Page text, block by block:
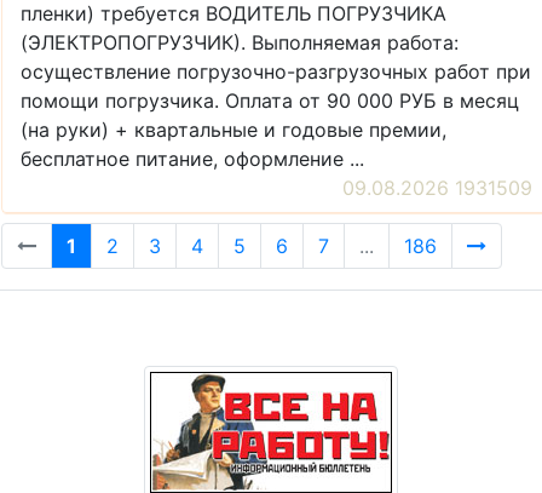
пленки) требуется ВОДИТЕЛЬ ПОГРУЗЧИКА
(ЭЛЕКТРОПОГРУЗЧИК). Выполняемая работа:
осуществление погрузочно-разгрузочных работ при
помощи погрузчика. Оплата от 90 000 РУБ в месяц
(на руки) + квартальные и годовые премии,
бесплатное питание, оформление ...
09.08.2026 1931509
1 2 3 4 5 6 7 ... 186